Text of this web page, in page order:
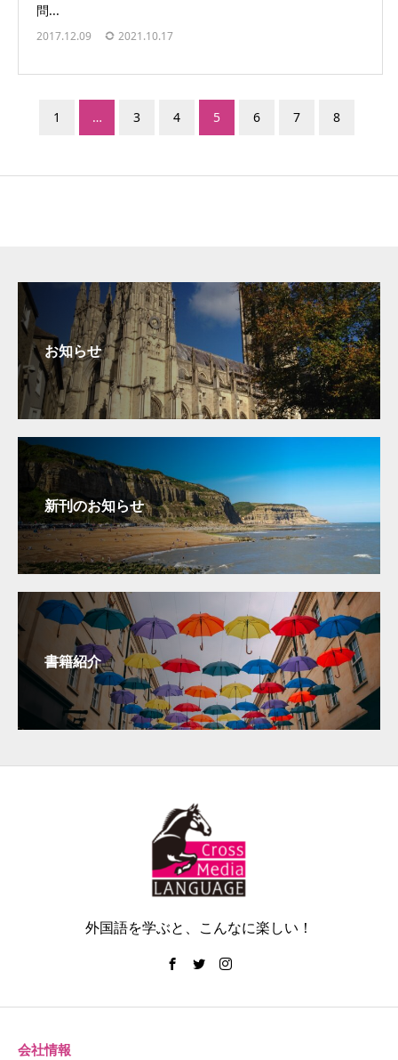
問...
2017.12.09 2021.10.17
1 … 3 4 5 6 7 8
お知らせ
新刊のお知らせ
書籍紹介
外国語を学ぶと、こんなに楽しい！
会社情報